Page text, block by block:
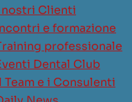
nostri Clienti
e formazione
professionale
Dental Club
Team e i Consulenti